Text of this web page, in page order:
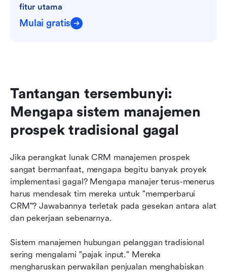
fitur utama
Mulai gratis
Tantangan tersembunyi:
Mengapa sistem manajemen
prospek tradisional gagal
Jika perangkat lunak CRM manajemen prospek
sangat bermanfaat, mengapa begitu banyak proyek
implementasi gagal? Mengapa manajer terus-menerus
harus mendesak tim mereka untuk "memperbarui
CRM"? Jawabannya terletak pada gesekan antara alat
dan pekerjaan sebenarnya.
Sistem manajemen hubungan pelanggan tradisional
sering mengalami "pajak input." Mereka
mengharuskan perwakilan penjualan menghabiskan